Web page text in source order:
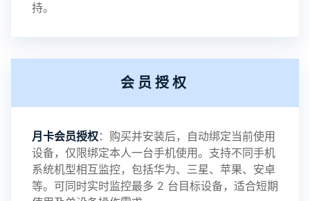
件至本地请先切换代理网络
鲸监控存在的问题与所需的更多功能，华鲸手机监
控将持续为您创造更优秀的监控APP
持。
会员授权
月卡会员授权：购买并安装后，自动绑定当前使用
设备，仅限绑定本人一台手机使用。支持不同手机
系统机型相互监控，包括华为、三星、苹果、安卓
等。可同时实时监控最多 2 台目标设备，适合短期